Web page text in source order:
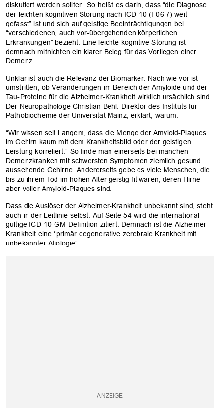
diskutiert werden sollten. So heißt es darin, dass “die Diagnose
der leichten kognitiven Störung nach ICD-10 (F06.7) weit
gefasst” ist und sich auf geistige Beeinträchtigungen bei
“verschiedenen, auch vor-übergehenden körperlichen
Erkrankungen” bezieht. Eine leichte kognitive Störung ist
demnach mitnichten ein klarer Beleg für das Vorliegen einer
Demenz.
Unklar ist auch die Relevanz der Biomarker. Nach wie vor ist
umstritten, ob Veränderungen im Bereich der Amyloide und der
Tau-Proteine für die Alzheimer-Krankheit wirklich ursächlich sind.
Der Neuropathologe Christian Behl, Direktor des Instituts für
Pathobiochemie der Universität Mainz, erklärt, warum.
“Wir wissen seit Langem, dass die Menge der Amyloid-Plaques
im Gehirn kaum mit dem Krankheitsbild oder der geistigen
Leistung korreliert.” So finde man einerseits bei manchen
Demenzkranken mit schwersten Symptomen ziemlich gesund
aussehende Gehirne. Andererseits gebe es viele Menschen, die
bis zu ihrem Tod im hohen Alter geistig fit waren, deren Hirne
aber voller Amyloid-Plaques sind.
Dass die Auslöser der Alzheimer-Krankheit unbekannt sind, steht
auch in der Leitlinie selbst. Auf Seite 54 wird die international
gültige ICD-10-GM-Definition zitiert. Demnach ist die Alzheimer-
Krankheit eine “primär degenerative zerebrale Krankheit mit
unbekannter Ätiologie”.